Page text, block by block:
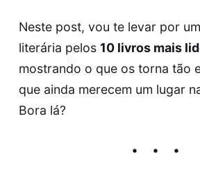
Neste post, vou te levar por
literária pelos 10 livrosmais
mostrando o que os torna tão
que ainda merecem um lugar
Bora lá?